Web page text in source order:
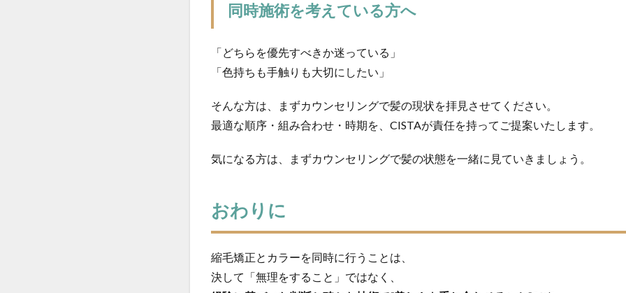
同時施術を考えている方へ
「どちらを優先すべきか迷っている」
「色持ちも手触りも大切にしたい」
そんな方は、まずカウンセリングで髪の現状を拝見させてください。
最適な順序・組み合わせ・時期を、CISTAが責任を持ってご提案いたします。
気になる方は、まずカウンセリングで髪の状態を一緒に見ていきましょう。
おわりに
縮毛矯正とカラーを同時に行うことは、
決して「無理をすること」ではなく、